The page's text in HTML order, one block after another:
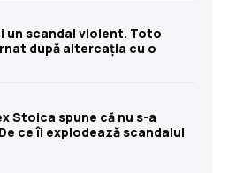
un scandal violent. Toto
după altercația cu o
Stoica spune că nu s-a
ce îi explodează scandalul